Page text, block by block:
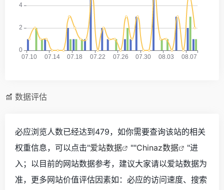
数据评估
必应浏览人数已经达到479，如你需要查询该站的相关
权重信息，可以点击"爱站数据 ""Chinaz数据
"进
入；以目前的网站数据参考，建议大家请以爱站数据为
准，更多网站价值评估因素如：必应的访问速度、搜索